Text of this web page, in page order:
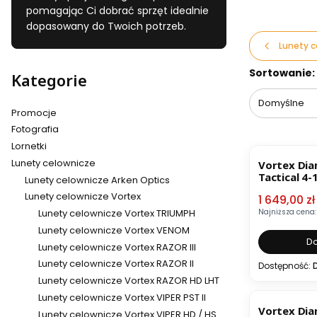
pomagając Ci dobrać sprzęt idealnie
dopasowany do Twoich potrzeb.
Kategorie
Promocje
Fotografia
Lornetki
Lunety celownicze
Lunety celownicze Arken Optics
Lunety celownicze Vortex
Lunety celownicze Vortex TRIUMPH
Lunety celownicze Vortex VENOM
Lunety celownicze Vortex RAZOR III
Lunety celownicze Vortex RAZOR II
Lunety celownicze Vortex RAZOR HD LHT
Lunety celownicze Vortex VIPER PST II
Lunety
Lista
Sortowanie:
Domyślne
Vortex
Tactical 4-
Cena
1 649,00 zł
Najniższa cena:
Dostępność:
Vortex